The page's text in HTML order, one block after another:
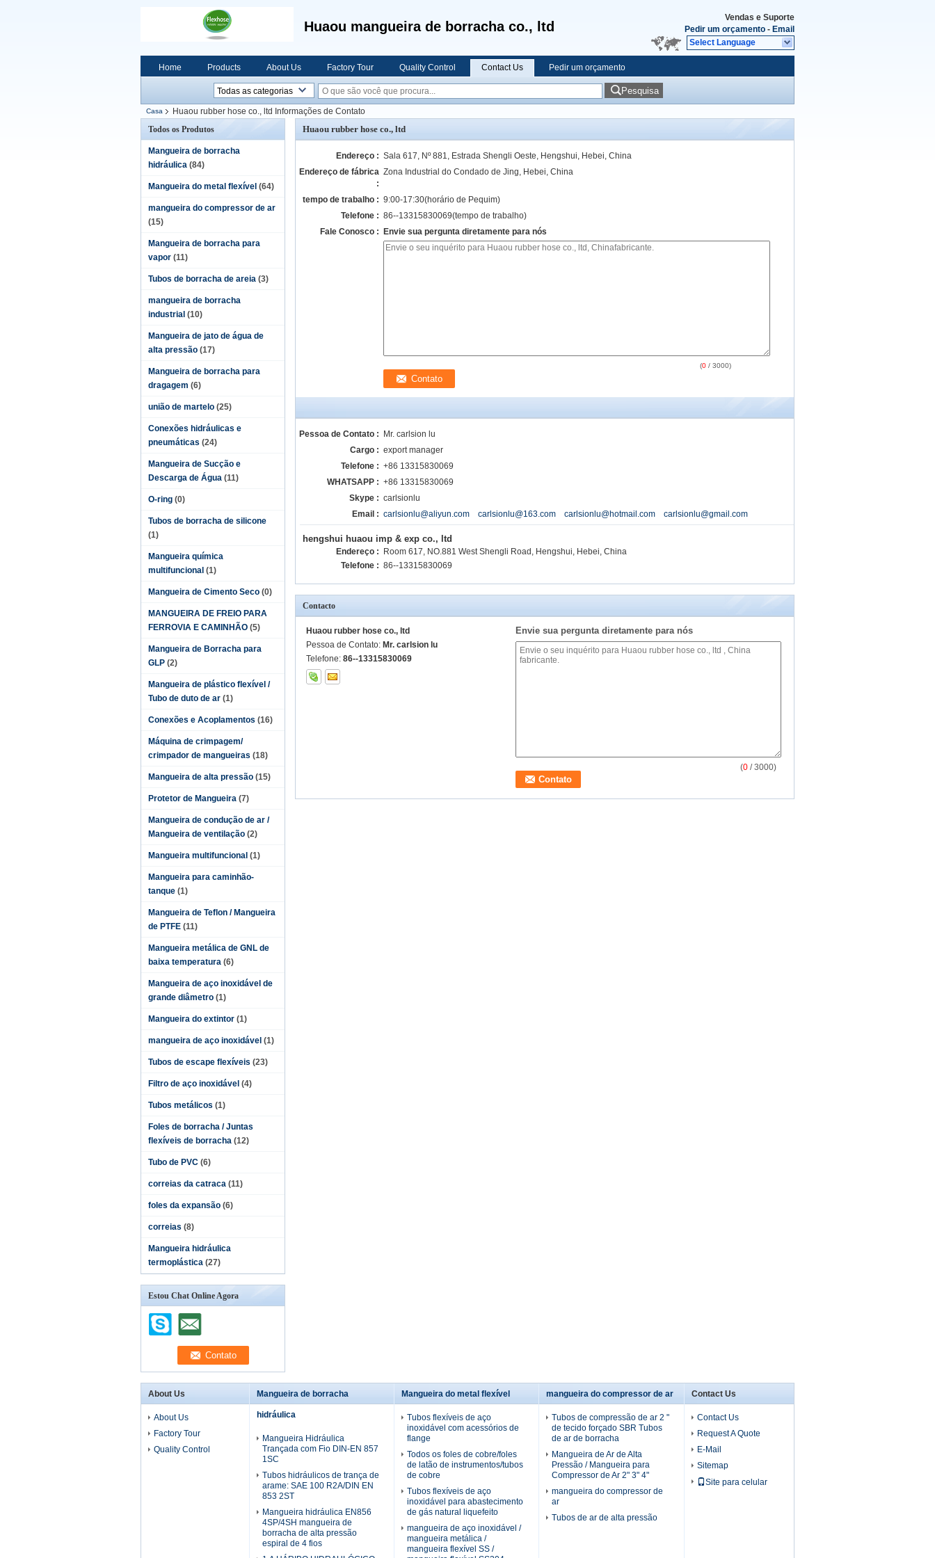
Huaou mangueira de borracha co., ltd
Vendas e Suporte
Pedir um orçamento - Email
Select Language
Home Products About Us Factory Tour Quality Control Contact Us Pedir um orçamento
Pesquisa
Casa
Huaou rubber hose co., ltd Informações de Contato
Todos os Produtos
Mangueira de borracha
hidráulica (84)
Mangueira do metal flexível (64)
mangueira do compressor de ar
(15)
Mangueira de borracha para
vapor (11)
Tubos de borracha de areia (3)
mangueira de borracha
industrial (10)
Mangueira de jato de água de
alta pressão (17)
Mangueira de borracha para
dragagem (6)
união de martelo (25)
Conexões hidráulicas e
pneumáticas (24)
Mangueira de Sucção e
Descarga de Água (11)
O-ring (0)
Tubos de borracha de silicone
(1)
Mangueira química
multifuncional (1)
Mangueira de Cimento Seco (0)
MANGUEIRA DE FREIO PARA
FERROVIA E CAMINHÃO (5)
Mangueira de Borracha para
GLP (2)
Mangueira de plástico flexível /
Tubo de duto de ar (1)
Conexões e Acoplamentos (16)
Máquina de crimpagem/
crimpador de mangueiras (18)
Mangueira de alta pressão (15)
Protetor de Mangueira (7)
Mangueira de condução de ar /
Mangueira de ventilação (2)
Mangueira multifuncional (1)
Mangueira para caminhão-
tanque (1)
Mangueira de Teflon / Mangueira
de PTFE (11)
Mangueira metálica de GNL de
baixa temperatura (6)
Mangueira de aço inoxidável de
grande diâmetro (1)
Mangueira do extintor (1)
mangueira de aço inoxidável (1)
Tubos de escape flexíveis (23)
Filtro de aço inoxidável (4)
Tubos metálicos (1)
Foles de borracha / Juntas
flexíveis de borracha (12)
Tubo de PVC (6)
correias da catraca (11)
foles da expansão (6)
correias (8)
Mangueira hidráulica
termoplástica (27)
Estou Chat Online Agora
Huaou rubber hose co., ltd
Endereço : Sala 617, Nº 881, Estrada Shengli Oeste, Hengshui, Hebei, China
Endereço de fábrica
:
Zona Industrial do Condado de Jing, Hebei, China
tempo de trabalho : 9:00-17:30(horário de Pequim)
Telefone : 86--13315830069(tempo de trabalho)
Fale Conosco :
Envie sua pergunta diretamente para nós
(0 / 3000)
Pessoa de Contato :
Mr. carlsion lu
Cargo : export manager
Telefone : +86 13315830069
WHATSAPP : +86 13315830069
Skype : carlsionlu
Email : carlsionlu@aliyun.com carlsionlu@163.com carlsionlu@hotmail.com carlsionlu@gmail.com
hengshui huaou imp & exp co., ltd
Endereço :
Room 617, NO.881 West Shengli Road, Hengshui, Hebei, China
Telefone : 86--13315830069
Contacto
Huaou rubber hose co., ltd
Pessoa de Contato: Mr. carlsion lu
Telefone: 86--13315830069
Envie sua pergunta diretamente para nós
(0 / 3000)
About Us
About Us
Factory Tour
Quality Control
Mangueira de borracha
hidráulica
Mangueira Hidráulica
Trançada com Fio DIN-EN 857
1SC
Tubos hidráulicos de trança de
arame: SAE 100 R2A/DIN EN
853 2ST
Mangueira hidráulica EN856
4SP/4SH mangueira de
borracha de alta pressão
espiral de 4 fios
Mangueira do metal flexível
Tubos flexíveis de aço
inoxidável com acessórios de
flange
Todos os foles de cobre/foles
de latão de instrumentos/tubos
de cobre
Tubos flexíveis de aço
inoxidável para abastecimento
de gás natural liquefeito
mangueira de aço inoxidável /
mangueira metálica /
mangueira flexível SS /
mangueira do compressor de ar
Tubos de compressão de ar 2 "
de tecido forçado SBR Tubos
de ar de borracha
Mangueira de Ar de Alta
Pressão / Mangueira para
Compressor de Ar 2" 3" 4"
mangueira do compressor de
ar
Tubos de ar de alta pressão
Contact Us
Contact Us
Request A Quote
E-Mail
Sitemap
Site para celular